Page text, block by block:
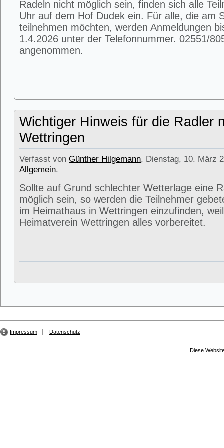
Radeln nicht möglich sein, finden sich alle
Uhr auf dem Hof Dudek ein. Für alle, die am
teilnehmen möchten, werden Anmeldungen
1.4.2026 unter der Telefonnummer. 02551/
angenommen.
Wichtiger Hinweis für die Radler
Wettringen
Verfasst von Günther Hilgemann, Dienstag, 10. März
Allgemein.
Sollte auf Grund schlechter Wetterlage eine
möglich sein, so werden die Teilnehmer
im Heimathaus in Wettringen einzufinden,
Heimatverein Wettringen alles vorbereitet.
Impressum Datenschutz
Diese